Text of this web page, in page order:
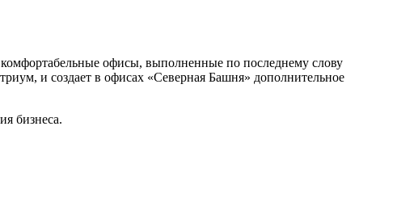
комфортабельные офисы, выполненные по последнему слову
и создает в офисах «Северная Башня» дополнительное
бизнеса.